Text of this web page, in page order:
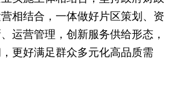
相结合，一体做好片区策划、资
运营管理，创新服务供给形态，
更好满足群众多元化高品质需